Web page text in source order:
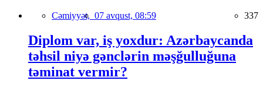
Cəmiyyət, 07 avqust, 08:59 337
Diplom var, iş yoxdur: Azərbaycanda
təhsil niyə gənclərin məşğulluğuna
təminat vermir?